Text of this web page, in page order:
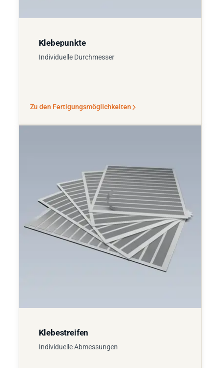
Klebepunkte
Individuelle Durchmesser
Zu den Fertigungsmöglichkeiten
Klebestreifen
Individuelle Abmessungen